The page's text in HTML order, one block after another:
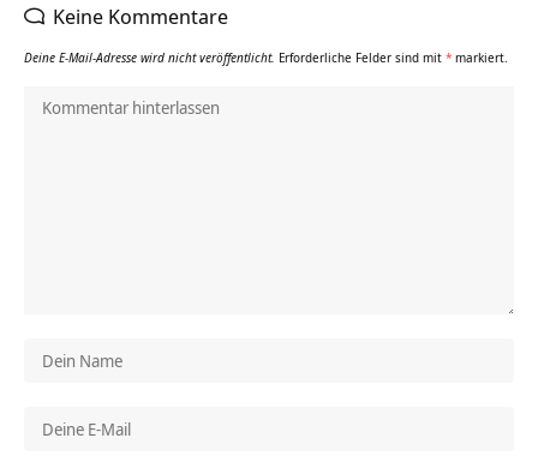
Keine Kommentare
Deine E-Mail-Adresse wird nicht veröffentlicht. Erforderliche Felder sind mit * markiert.